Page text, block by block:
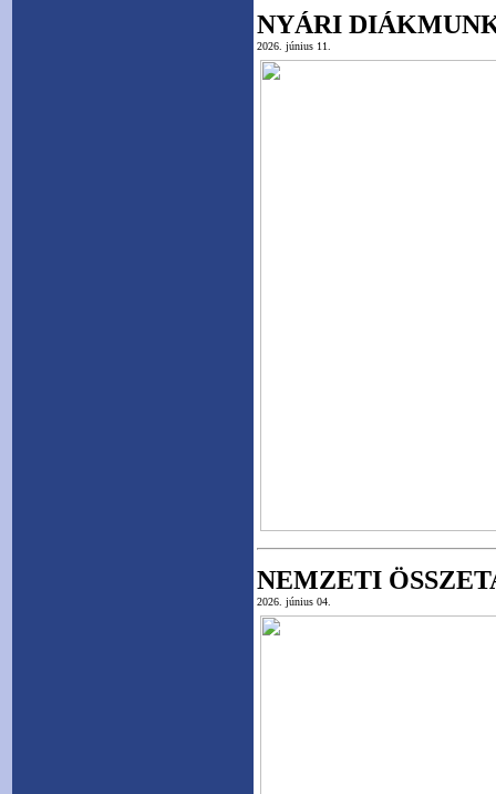
NYÁRI
2026. június 11.
NEMZETI
2026. június 04.